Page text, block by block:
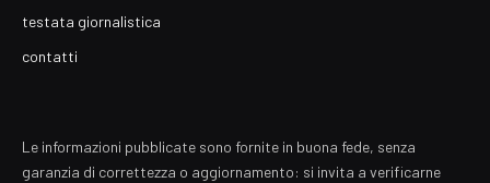
testata giornalistica
contatti
Le informazioni pubblicate sono fornite in buona fede, senza
garanzia di correttezza o aggiornamento: si invita a verificarne